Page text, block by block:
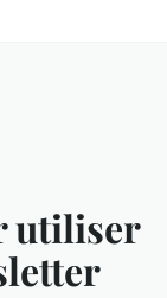
utiliser